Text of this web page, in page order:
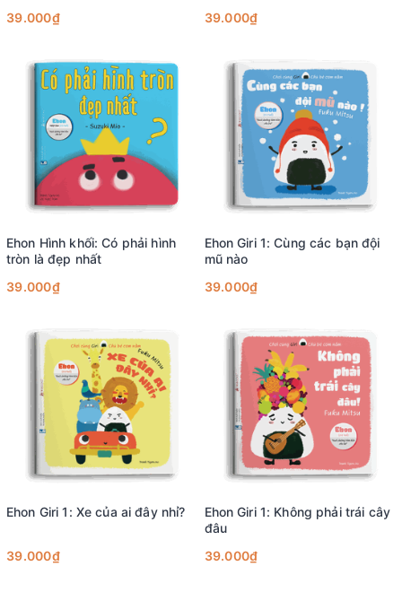
39.000₫
39.000₫
Ehon Hình khối: Có phải hình
tròn là đẹp nhất
39.000₫
Ehon Giri 1: Cùng các bạn đội
mũ nào
39.000₫
Ehon Giri 1: Xe của ai đây nhỉ?
39.000₫
Ehon Giri 1: Không phải trái cây
đâu
39.000₫